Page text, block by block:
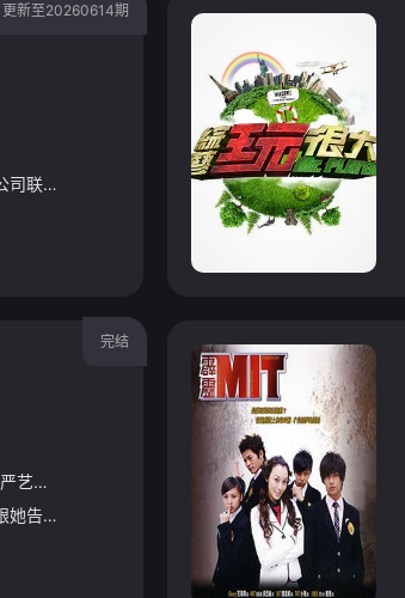
更新至20260614期
《综艺玩很大》是三立电视与台湾电视公司联合监制及首播的外景节目，2014年7月19日起于台视主频、台视HD台首播，2014年7月20日起于三立都会台首播，主持人为吴宗宪及Kid。主持人之一Kid从首集
完结
严艺文 郭文颐 / 吴志庆 / 林子珊
黄雨萱永远记得，当王诠胜第一次跟她告白，跟她说他喜欢她，要她当他女朋友的时候，黄雨萱反问了他一个问题，为什么他会喜欢她，那时的王诠胜，就只是带着一切该是如此的笃定微笑，回答她了一句“因为打从我第一